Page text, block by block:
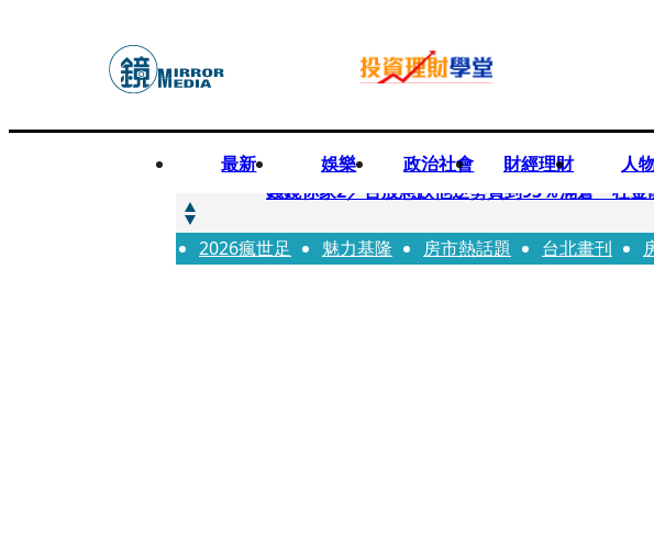
最新 娛樂 政治社會 財經理財 人
快訊
錢鏡你家2／台股急跌他逆勢買到95％滿倉 杜金
快訊
八月寵物月 寵物食品大廠偕獸醫師提醒飼主四
2026瘋世足 魅力基隆 房市熱話題 台北畫刊